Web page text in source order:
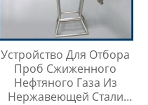
Устройство Для Отбора
Проб Сжиженного
Нефтяного Газа Из
Нержавеющей Стали